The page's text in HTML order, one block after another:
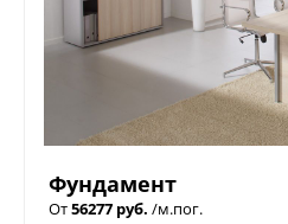
Фундамент
От56277 руб. /м.пог.